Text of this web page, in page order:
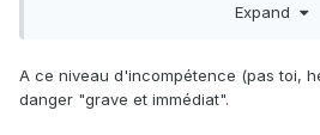
DSI de le voir et d'agir en
d'extincteurs ou d'alarme, ma
engagée. A condition toutefois, en
Expand
A ce niveau d'incompétence (pas toi,
danger "grave et immédiat".